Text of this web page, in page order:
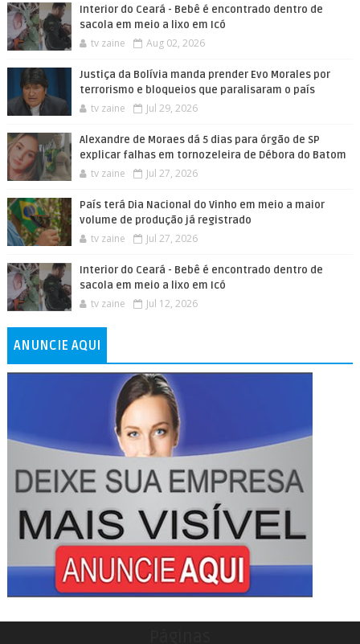
Interior do Ceará - Bebê é encontrado dentro de
sacola em meio a lixo em Icó
tv zaine Aug 02, 2026
Justiça da Bolívia manda prender Evo Morales por
terrorismo e bloqueios que paralisaram o país
tv zaine Jul 29, 2026
Alexandre de Moraes dá 5 dias para órgão de SP
explicar falhas em tornozeleira de Débora do Batom
tv zaine Jul 27, 2026
País terá Dia Nacional do Vinho em meio a maior
volume de produção já registrado
tv zaine Jul 27, 2026
Interior do Ceará - Bebê é encontrado dentro de
sacola em meio a lixo em Icó
tv zaine Jul 12, 2026
ANUNCIE AQUI